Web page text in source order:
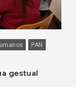
PAN
gestual